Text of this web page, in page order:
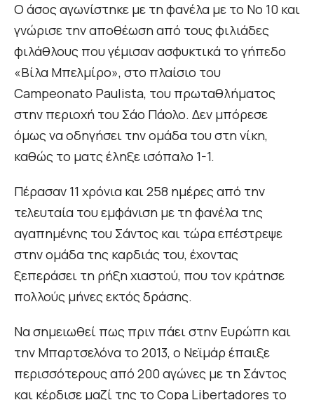
Ο άσος αγωνίστηκε με τη φανέλα με το Νο 10 και
γνώρισε την αποθέωση από τους φιλιάδες
φιλάθλους που γέμισαν ασφυκτικά το γήπεδο
«Βίλα Μπελμίρο», στο πλαίσιο του
Campeonato Paulista, του πρωταθλήματος
στην περιοχή του Σάο Πάολο. Δεν μπόρεσε
όμως να οδηγήσει την ομάδα του στη νίκη,
καθώς το ματς έληξε ισόπαλο 1-1.
Πέρασαν 11 χρόνια και 258 ημέρες από την
τελευταία του εμφάνιση με τη φανέλα της
αγαπημένης του Σάντος και τώρα επέστρεψε
στην ομάδα της καρδιάς του, έχοντας
ξεπεράσει τη ρήξη χιαστού, που τον κράτησε
πολλούς μήνες εκτός δράσης.
Να σημειωθεί πως πριν πάει στην Ευρώπη και
την Μπαρτσελόνα το 2013, ο Νεϊμάρ έπαιξε
περισσότερους από 200 αγώνες με τη Σάντος
και κέρδισε μαζί της το Copa Libertadores το